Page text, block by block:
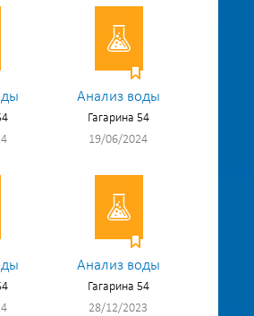
Анализ воды
Гагарина 54
19/06/2024
Анализ воды
Гагарина 54
28/12/2023